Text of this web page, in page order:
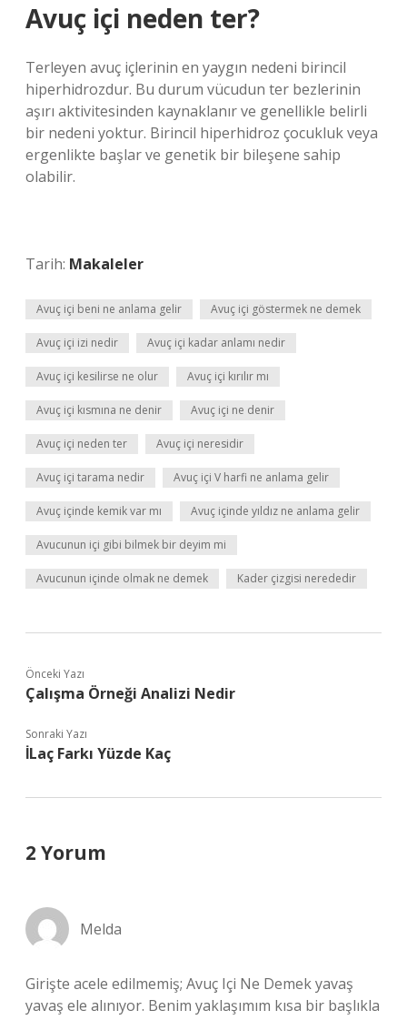
Avuç içi neden ter?
Terleyen avuç içlerinin en yaygın nedeni birincil
hiperhidrozdur. Bu durum vücudun ter bezlerinin
aşırı aktivitesinden kaynaklanır ve genellikle belirli
bir nedeni yoktur. Birincil hiperhidroz çocukluk veya
ergenlikte başlar ve genetik bir bileşene sahip
olabilir.
Tarih: Makaleler
Avuç içi beni ne anlama gelir Avuç içi göstermek ne demek
Avuç içi izi nedir Avuç içi kadar anlamı nedir
Avuç içi kesilirse ne olur Avuç içi kırılır mı
Avuç içi kısmına ne denir Avuç içi ne denir
Avuç içi neden ter Avuç içi neresidir
Avuç içi tarama nedir Avuç içi V harfi ne anlama gelir
Avuç içinde kemik var mı Avuç içinde yıldız ne anlama gelir
Avucunun içi gibi bilmek bir deyim mi
Avucunun içinde olmak ne demek Kader çizgisi nerededir
Önceki Yazı
Çalışma Örneği Analizi Nedir
Sonraki Yazı
İLaç Farkı Yüzde Kaç
2 Yorum
Melda
Girişte acele edilmemiş; Avuç Içi Ne Demek yavaş
yavaş ele alınıyor. Benim yaklaşımım kısa bir başlıkla